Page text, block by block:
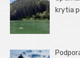
krytia